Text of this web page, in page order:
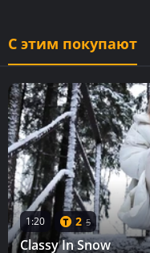
С этим покупают
1:20 2 5
Classy In Snow